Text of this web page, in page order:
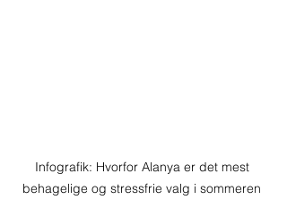
Infografik: Hvorfor Alanya er det mest
behagelige og stressfrie valg i sommeren